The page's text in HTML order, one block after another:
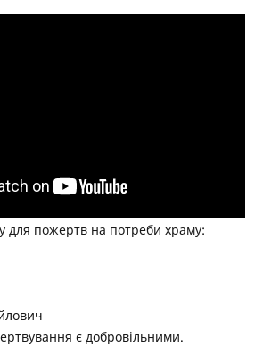
для пожертв на потреби храму:
є добровільними.